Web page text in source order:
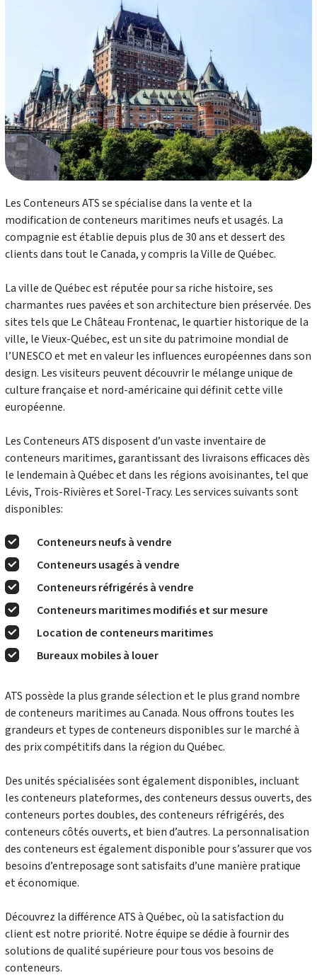
Les Conteneurs ATS se spécialise dans la vente et la
modification de conteneurs maritimes neufs et usagés. La
compagnie est établie depuis plus de 30 ans et dessert des
clients dans tout le Canada, y compris la Ville de Québec.
La ville de Québec est réputée pour sa riche histoire, ses
charmantes rues pavées et son architecture bien préservée. Des
sites tels que Le Château Frontenac, le quartier historique de la
ville, le Vieux-Québec, est un site du patrimoine mondial de
l’UNESCO et met en valeur les influences européennes dans son
design. Les visiteurs peuvent découvrir le mélange unique de
culture française et nord-américaine qui définit cette ville
européenne.
Les Conteneurs ATS disposent d’un vaste inventaire de
conteneurs maritimes, garantissant des livraisons efficaces dès
le lendemain à Québec et dans les régions avoisinantes, tel que
Lévis, Trois-Rivières et Sorel-Tracy. Les services suivants sont
disponibles:
Conteneurs neufs à vendre
Conteneurs usagés à vendre
Conteneurs réfrigérés à vendre
Conteneurs maritimes modifiés et sur mesure
Location de conteneurs maritimes
Bureaux mobiles à louer
ATS possède la plus grande sélection et le plus grand nombre
de conteneurs maritimes au Canada. Nous offrons toutes les
grandeurs et types de conteneurs disponibles sur le marché à
des prix compétitifs dans la région du Québec.
Des unités spécialisées sont également disponibles, incluant
les conteneurs plateformes, des conteneurs dessus ouverts, des
conteneurs portes doubles, des conteneurs réfrigérés, des
conteneurs côtés ouverts, et bien d’autres. La personnalisation
des conteneurs est également disponible pour s’assurer que vos
besoins d’entreposage sont satisfaits d’une manière pratique
et économique.
Découvrez la différence ATS à Québec, où la satisfaction du
client est notre priorité. Notre équipe se dédie à fournir des
solutions de qualité supérieure pour tous vos besoins de
conteneurs.